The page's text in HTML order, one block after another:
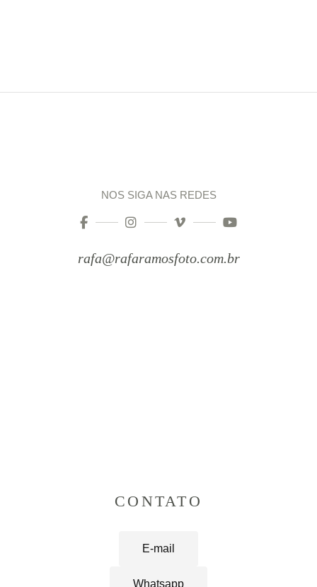
NOS SIGA NAS REDES
rafa@rafaramosfoto.com.br
CONTATO
E-mail
Whatsapp